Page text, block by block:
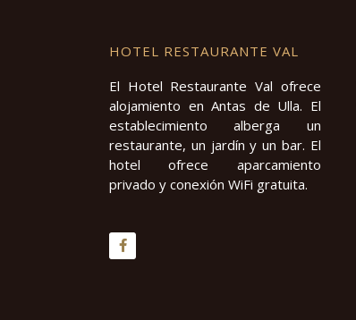
HOTEL RESTAURANTE VAL
El Hotel Restaurante Val ofrece
alojamiento en Antas de Ulla. El
establecimiento alberga un
restaurante, un jardín y un bar. El
hotel ofrece aparcamiento
privado y conexión WiFi gratuita.